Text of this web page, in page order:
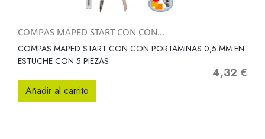
COMPAS MAPED START CON CON...
COMPAS MAPED START CON CON PORTAMINAS 0,5 MM EN
ESTUCHE CON 5 PIEZAS
Precio
4,32 €
Añadir al carrito